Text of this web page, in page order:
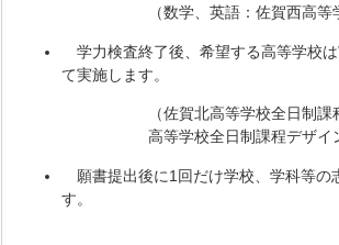
（数学、英語：佐賀西高等
学力検査終了後、希望する高等学校
て実施します。
（佐賀北高等学校全日制
高等学校全日制課程デザイ
願書提出後に1回だけ学校、学科等の
す。